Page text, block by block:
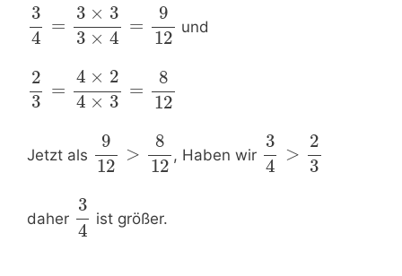
3
4
=
3 × 3
3 × 4
=
9
12
und
2
3
=
4 × 2
4 × 3
=
8
12
Jetzt als
9
12
>
8
12
, Haben wir
3
4
>
2
3
daher
3
4
ist größer.